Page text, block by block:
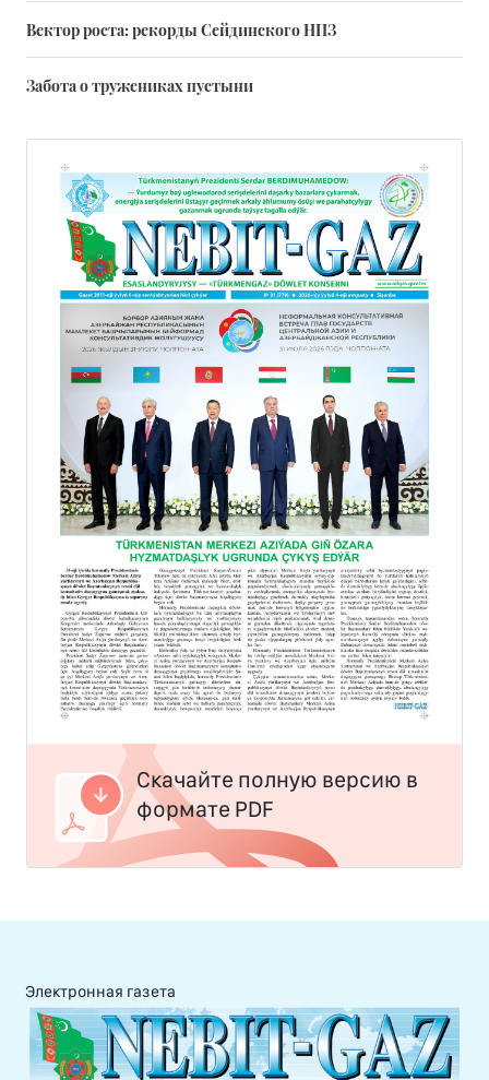
Вектор роста: рекорды Сейдинского НПЗ
Забота о тружениках пустыни
Скачайте полную версию в
формате PDF
Электронная газета